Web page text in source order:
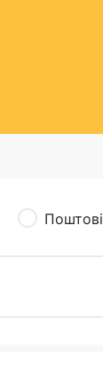
Поштові